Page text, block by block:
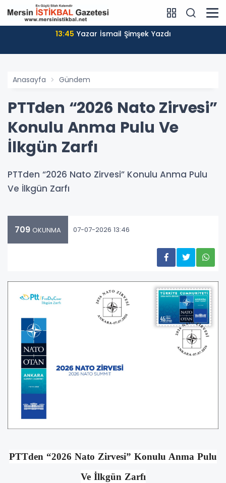
13:45 Yazar İsmail Şimşek Yazdı
Anasayfa Gündem
PTTden “2026 Nato Zirvesi”
Konulu Anma Pulu Ve
İlkgün Zarfı
PTTden “2026 Nato Zirvesi” Konulu Anma Pulu
Ve İlkgün Zarfı
709 OKUNMA 07-07-2026 13:46
PTTden “2026 Nato Zirvesi” Konulu Anma Pulu
Ve İlkgün Zarfı